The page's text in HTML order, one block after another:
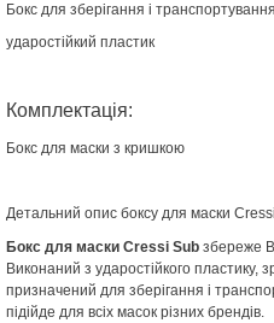
Бокс для зберігання і
ударостійкий пластик
Комплектація:
Бокс для маски з кришкою
Детальний опис боксу для маски
Бокс для маски Cressi Sub збереже
Виконаний з ударостійкого пластику,
призначений для зберігання і
підійде для всіх масок різних брендів.